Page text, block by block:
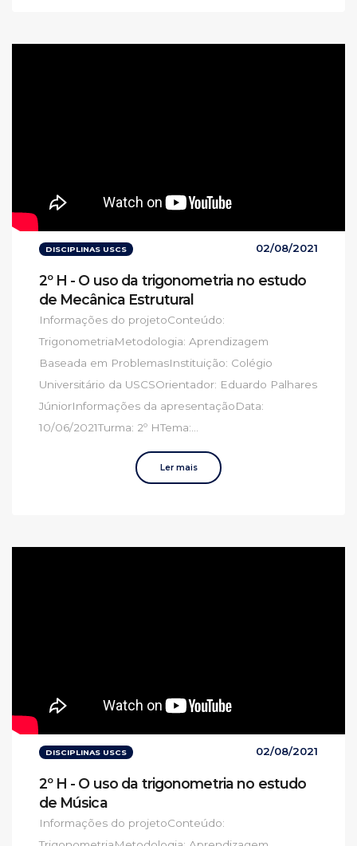
DISCIPLINAS USCS 02/08/2021
2º H - O uso da trigonometria no estudo
de Mecânica Estrutural
Informações do projetoConteúdo:
TrigonometriaMetodologia: Aprendizagem
Baseada em ProblemasInstituição: Colégio
Universitário da USCSOrientador: Eduardo Palhares
JúniorInformações da apresentaçãoData:
10/06/2021Turma: 2º HTema:...
Ler mais
DISCIPLINAS USCS 02/08/2021
2º H - O uso da trigonometria no estudo
de Música
Informações do projetoConteúdo: